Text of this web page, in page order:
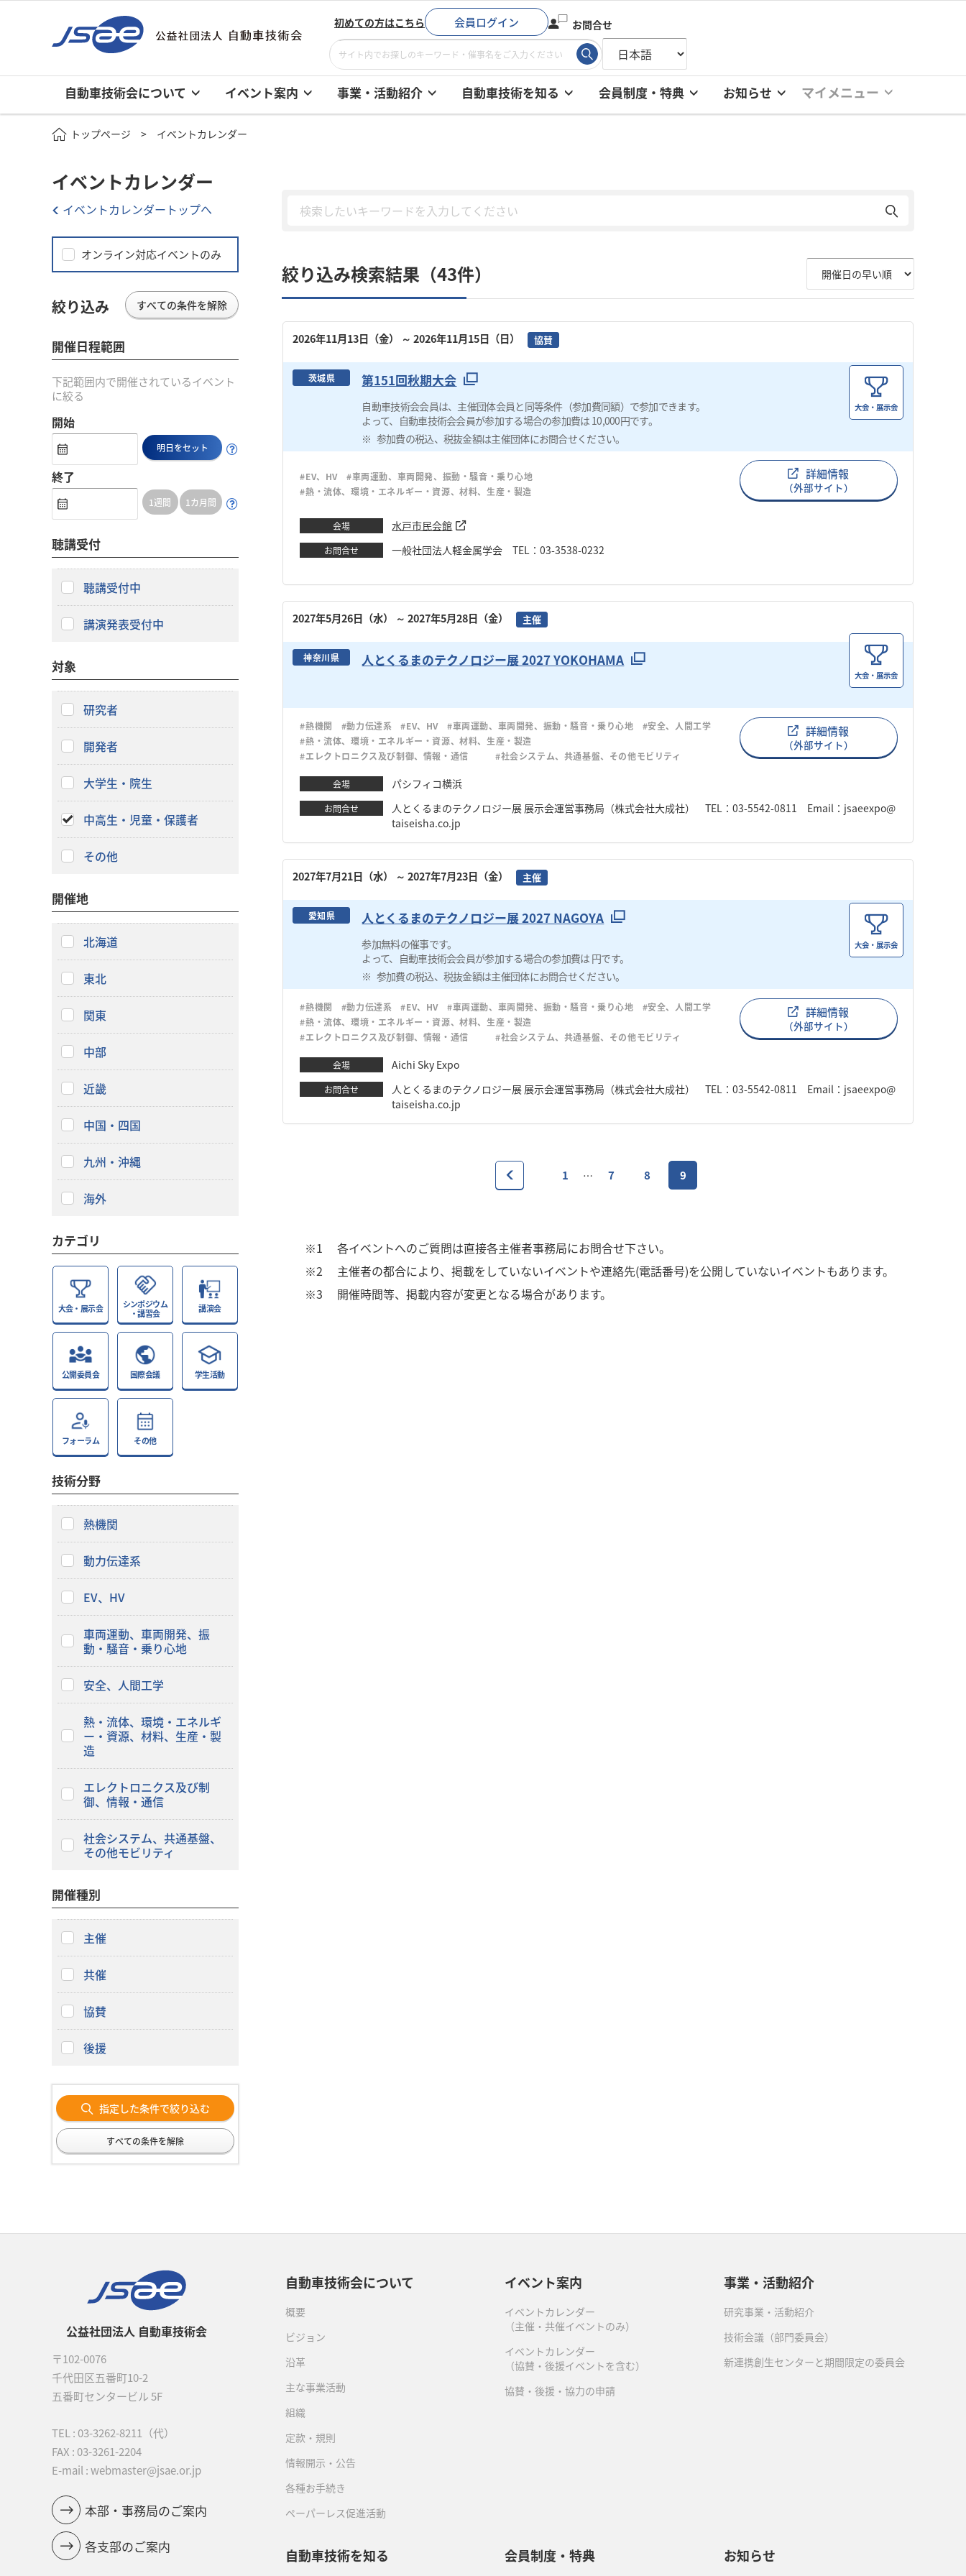
初めての方はこちら 会員ログイン お問合せ
自動車技術会について イベント案内 事業・活動紹介 自動車技術を知る 会員制度・特典 お知らせ マイメニュー
トップページ イベントカレンダー
絞り込み検索結果（43件）
2026年11月13日（金） ～ 2026年11月15日（日） 協賛
茨城県 第151回秋期大会
自動車技術会会員は、主催団体会員と同等条件（参加費同額）で参加できます。
よって、自動車技術会会員が参加する場合の参加費は 10,000円です。
参加費の税込、税抜金額は主催団体にお問合せください。
大会・展示会
#EV、HV
#車両運動、車両開発、振動・騒音・乗り心地
#熱・流体、環境・エネルギー・資源、材料、生産・製造
詳細情報
（外部サイト）
会場 水戸市民会館
お問合せ 一般社団法人軽金属学会 TEL：03-3538-0232
2027年5月26日（水） ～ 2027年5月28日（金） 主催
神奈川県 人とくるまのテクノロジー展 2027 YOKOHAMA
大会・展示会
#熱機関 #動力伝達系 #EV、HV #車両運動、車両開発、振動・騒音・乗り心地
#安全、人間工学
#熱・流体、環境・エネルギー・資源、材料、生産・製造
#エレクトロニクス及び制御、情報・通信
#社会システム、共通基盤、その他モビリティ
詳細情報
（外部サイト）
会場 パシフィコ横浜
お問合せ
人とくるまのテクノロジー展 展示会運営事務局（株式会社大成社） TEL：03-5542-0811 Email：jsaeexpo@
taiseisha.co.jp
2027年7月21日（水） ～ 2027年7月23日（金） 主催
愛知県 人とくるまのテクノロジー展 2027 NAGOYA
参加無料の催事です。
よって、自動車技術会会員が参加する場合の参加費は 円です。
参加費の税込、税抜金額は主催団体にお問合せください。
大会・展示会
#熱機関 #動力伝達系 #EV、HV #車両運動、車両開発、振動・騒音・乗り心地
#安全、人間工学
#熱・流体、環境・エネルギー・資源、材料、生産・製造
#エレクトロニクス及び制御、情報・通信
#社会システム、共通基盤、その他モビリティ
詳細情報
（外部サイト）
会場 Aichi Sky Expo
お問合せ
人とくるまのテクノロジー展 展示会運営事務局（株式会社大成社） TEL：03-5542-0811 Email：jsaeexpo@
taiseisha.co.jp
1 … 7 8 9
※1
各イベントへのご質問は直接各主催者事務局にお問合せ下さい。
※2
主催者の都合により、掲載をしていないイベントや連絡先(電話番号)を公開していないイベントもあります。
※3
開催時間等、掲載内容が変更となる場合があります。
イベントカレンダー
イベントカレンダートップへ
オンライン対応イベントのみ
絞り込み すべての条件を解除
開催日程範囲
下記範囲内で開催されているイベント
に絞る
開始
明日をセット
終了
1週間 1カ月間
聴講受付
聴講受付中
講演発表受付中
対象
研究者
開発者
大学生・院生
中高生・児童・保護者
その他
開催地
北海道
東北
関東
中部
近畿
中国・四国
九州・沖縄
海外
カテゴリ
大会・展示会
シンポジウム
・講習会
講演会
公開委員会 国際会議 学生活動
フォーラム その他
技術分野
熱機関
動力伝達系
EV、HV
車両運動、車両開発、振
動・騒音・乗り心地
安全、人間工学
熱・流体、環境・エネルギ
ー・資源、材料、生産・製
造
エレクトロニクス及び制
御、情報・通信
社会システム、共通基盤、
その他モビリティ
開催種別
主催
共催
協賛
後援
指定した条件で絞り込む
すべての条件を解除
公益社団法人 自動車技術会
〒102-0076
千代田区五番町10-2
五番町センタービル 5F
TEL : 03-3262-8211
（代）
FAX : 03-3261-2204
E-mail : webmaster@jsae.or.jp
本部・事務局のご案内
各支部のご案内
自動車技術会について
概要
ビジョン
沿革
主な事業活動
組織
定款・規則
情報開示・公告
各種お手続き
ペーパーレス促進活動
イベント案内
イベントカレンダー
（主催・共催イベントのみ）
イベントカレンダー
（協賛・後援イベントを含む）
協賛・後援・協力の申請
事業・活動紹介
研究事業・活動紹介
技術会議（部門委員会）
新連携創生センターと期間限定の委員会
自動車技術を知る 会員制度・特典 お知らせ